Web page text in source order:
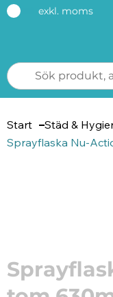
exkl. moms
Start Städ &
Sprayflaska Nu-